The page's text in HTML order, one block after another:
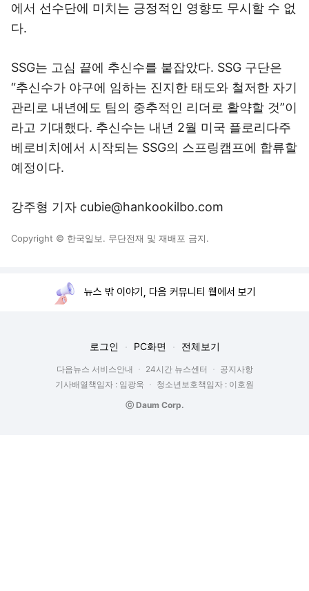
에서 선수단에 미치는 긍정적인 영향도 무시할 수 없
다.
SSG는 고심 끝에 추신수를 붙잡았다. SSG 구단은
“추신수가 야구에 임하는 진지한 태도와 철저한 자기
관리로 내년에도 팀의 중추적인 리더로 활약할 것”이
라고 기대했다. 추신수는 내년 2월 미국 플로리다주
베로비치에서 시작되는 SSG의 스프링캠프에 합류할
예정이다.
강주형 기자 cubie@hankookilbo.com
Copyright © 한국일보. 무단전재 및 재배포 금지.
뉴스 밖 이야기, 다음 커뮤니티 웹에서 보기
로그인 PC화면 전체보기
다음뉴스 서비스안내 24시간 뉴스센터
공지사항
기사배열책임자 : 임광욱
청소년보호책임자 : 이호원
ⓒ Daum Corp.